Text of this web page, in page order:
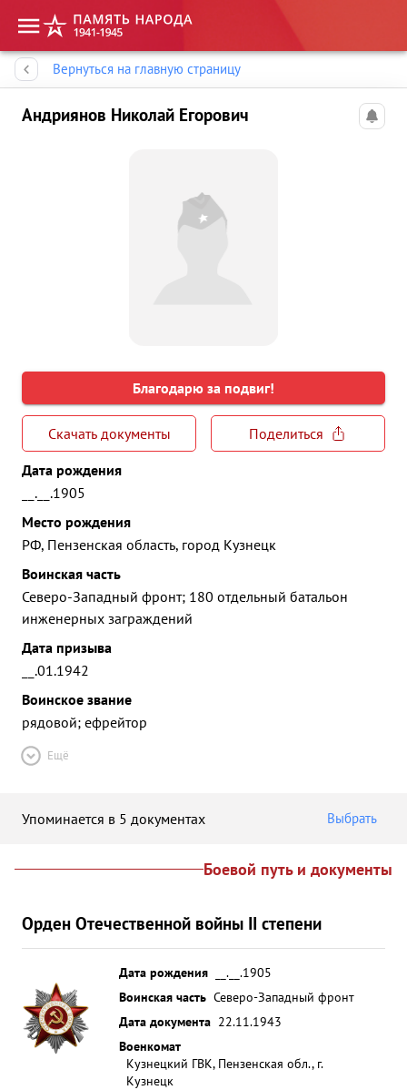
Вернуться на главную страницу
Андриянов Николай Егорович
Благодарю за подвиг!
Скачать документы
Поделиться
Дата рождения
__.__.1905
Место рождения
РФ, Пензенская область, город Кузнецк
Воинская часть
Северо-Западный фронт; 180 отдельный батальон
инженерных заграждений
Дата призыва
__.01.1942
Воинское звание
рядовой; ефрейтор
Ещё
Упоминается в 5 документах Выбрать
Боевой путь и документы
Орден Отечественной войны II степени
Дата рождения
__.__.1905
Воинская часть Северо-Западный фронт
Дата документа 22.11.1943
Военкомат
Кузнецкий ГВК, Пензенская обл., г.
Кузнецк
Память народа